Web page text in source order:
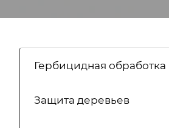
Гербицидная обработка
Защита деревьев